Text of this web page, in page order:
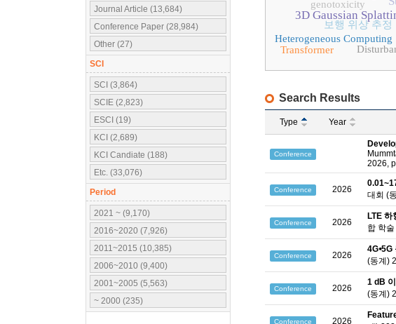
Journal Article (13,684)
Conference Paper (28,984)
Other (27)
SCI
SCI (3,864)
SCIE (2,823)
ESCI (19)
KCI (2,689)
KCI Candiate (188)
Etc. (33,076)
Period
2021 ~ (9,170)
2016~2020 (7,926)
2011~2015 (10,385)
2006~2010 (9,400)
2001~2005 (5,563)
~ 2000 (235)
3D Gaussian
genotoxicity
보행 위상 추정
Heterogeneous Computing
Transformer
Search Results
Type Year
Conference
2026,
Conference 2026
대회 (
Conference 2026
LTE
합 학
Conference 2026
4G⦁5G
(동계)
Conference 2026
1 dB
(동계)
Conference 2026